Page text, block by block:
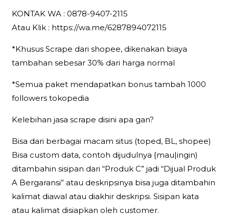
KONTAK WA : 0878-9407-2115
Atau Klik : https://wa.me/6287894072115
*Khusus Scrape dari shopee, dikenakan biaya
tambahan sebesar 30% dari harga normal
*Semua paket mendapatkan bonus tambah 1000
followers tokopedia
Kelebihan jasa scrape disini apa gan?
Bisa dari berbagai macam situs (toped, BL, shopee)
Bisa custom data, contoh dijudulnya {mau|ingin)
ditambahin sisipan dari “Produk C” jadi “Dijual Produk
A Bergaransi” atau deskripsinya bisa juga ditambahin
kalimat diawal atau diakhir deskripsi. Sisipan kata
atau kalimat disiapkan oleh customer.